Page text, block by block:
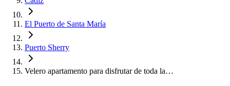
El Puerto de Santa María
Puerto Sherry
Velero apartamento para disfrutar de toda la…